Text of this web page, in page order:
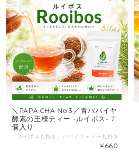
＼PAPA CHA No.3／青パパイヤ
酵素の王様ティー -ルイボス- 7
個入り
¥660